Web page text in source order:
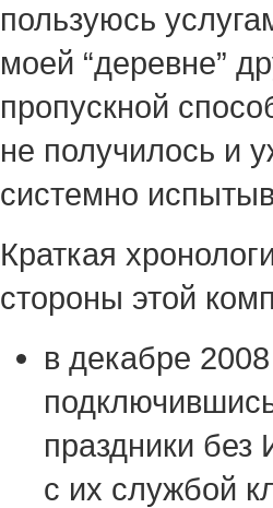
пользуюсь
моей “деревне”
пропускной
не получилось и
системно
Краткая
стороны этой
в декабре
праздники без
с их службой